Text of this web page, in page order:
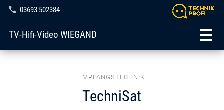
03693 502384
TV-Hifi-Video WIEGAND
EMPFANGSTECHNIK
TechniSat